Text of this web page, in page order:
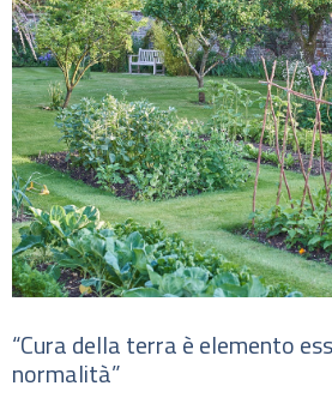
“Cura della terra è elemento
normalità”